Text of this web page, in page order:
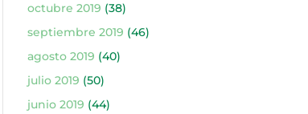
octubre 2019 (38)
septiembre 2019 (46)
agosto 2019 (40)
julio 2019 (50)
junio 2019 (44)